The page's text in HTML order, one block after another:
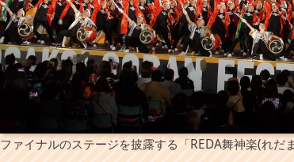
ファイナルのステージを披露する「REDA舞神楽(れだ